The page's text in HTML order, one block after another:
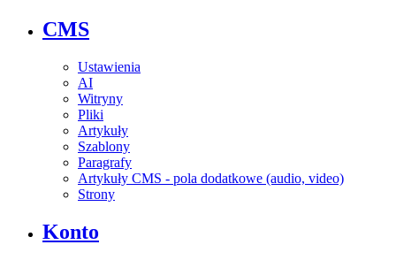
CMS
Ustawienia
AI
Witryny
Pliki
Artykuły
Szablony
Paragrafy
Artykuły CMS - pola dodatkowe (audio, video)
Strony
Konto